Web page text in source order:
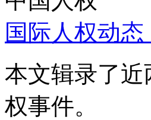
国际人权动
本文辑录了
权事件。